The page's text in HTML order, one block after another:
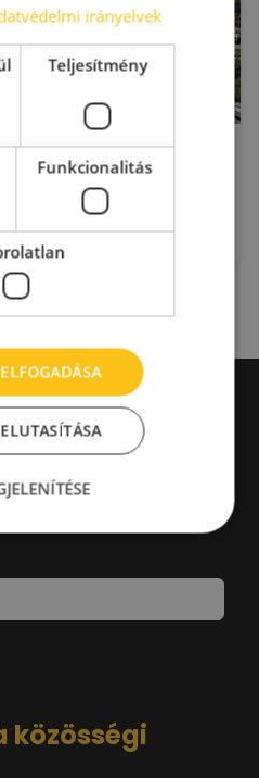
m
közösségi
irányelvek
Teljesítmény
Funkcionalitás